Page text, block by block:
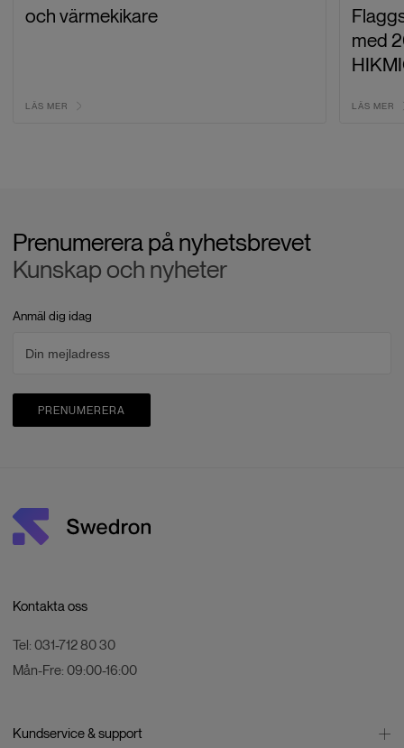
och värmekikare
LÄS MER
med
LÄS MER
Prenumerera på nyhetsbrevet
Kunskap och nyheter
Anmäl dig idag
PRENUMERERA
Kontakta oss
Tel: 031-712 80 30
Mån-Fre: 09:00-16:00
Kundservice & support